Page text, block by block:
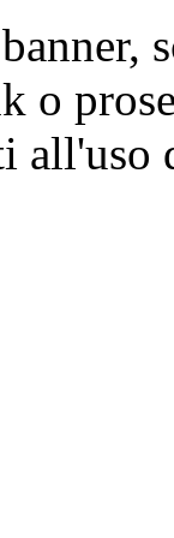
o
all'uso